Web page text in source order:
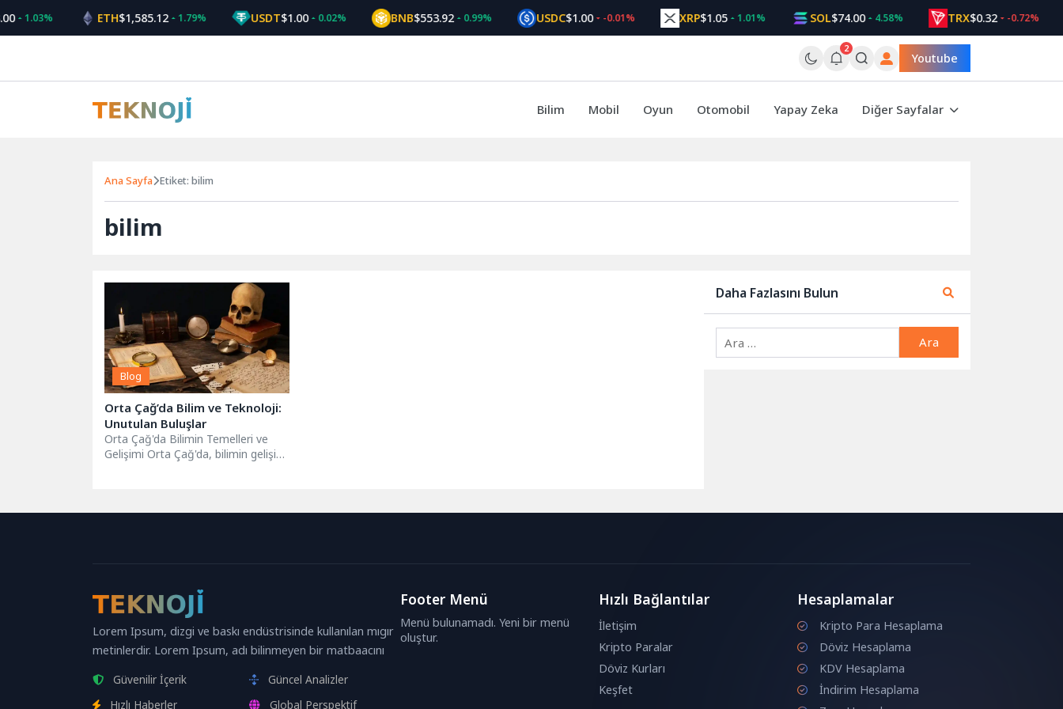
to 1.03% ETH$1,585.12 1.79% USDT$1.00 0.02% BNB$553.92 0.99% USDC$1.00 -0.01% XRP$1.05 1.01% SOL$74.00 4.58% TRX$0.32 -0.72%
2
Youtube
Bilim Mobil Oyun Otomobil Yapay Zeka Diğer Sayfalar
Ana Sayfa Etiket: bilim
bilim
Blog
Orta Çağ’da Bilim ve Teknoloji:
Unutulan Buluşlar
Orta Çağ'da Bilimin Temelleri ve
Gelişimi Orta Çağ'da, bilimin gelişimi
Daha Fazlasını Bulun
Lorem Ipsum, dizgi ve baskı endüstrisinde kullanılan mıgır
metinlerdir. Lorem Ipsum, adı bilinmeyen bir matbaacını
Güvenilir İçerik
Güncel Analizler
Hızlı Haberler
Global Perspektif
Footer Menü
Menü bulunamadı. Yeni bir menü
oluştur.
Hızlı Bağlantılar
İletişim
Kripto Paralar
Döviz Kurları
Keşfet
Hesaplamalar
Kripto Para Hesaplama
Döviz Hesaplama
KDV Hesaplama
İndirim Hesaplama